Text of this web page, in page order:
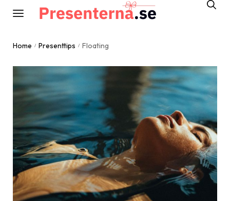
Home / Presenttips / Floating